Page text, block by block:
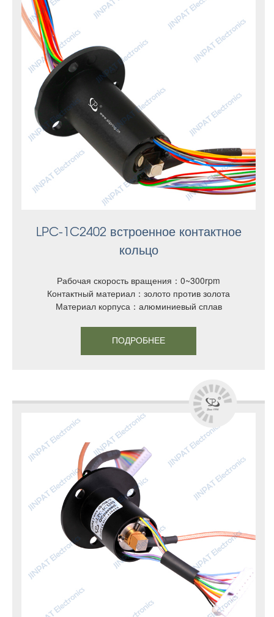
LPC-1C2402 встроенное контактное
кольцо
Рабочая скорость вращения：0~300rpm
Контактный материал：золото против золота
Материал корпуса：алюминиевый сплав
ПОДРОБНЕЕ